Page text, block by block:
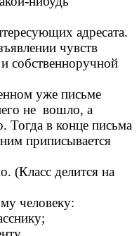
адресата.
чувств
собственноручной
уже письме
не вошло, а
Тогда в конце письма
приписывается
(Класс делится на
человеку: